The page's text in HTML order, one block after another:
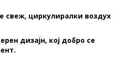
свеж, циркулиралки воздух
дизајн, кој добро се